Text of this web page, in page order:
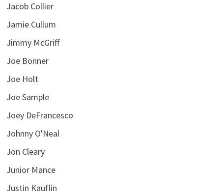
Jacob Collier
Jamie Cullum
Jimmy McGriff
Joe Bonner
Joe Holt
Joe Sample
Joey DeFrancesco
Johnny O'Neal
Jon Cleary
Junior Mance
Justin Kauflin